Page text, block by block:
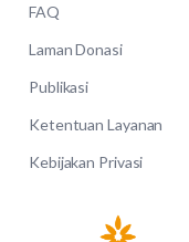
FAQ
Laman Donasi
Publikasi
Ketentuan Layanan
Kebijakan Privasi